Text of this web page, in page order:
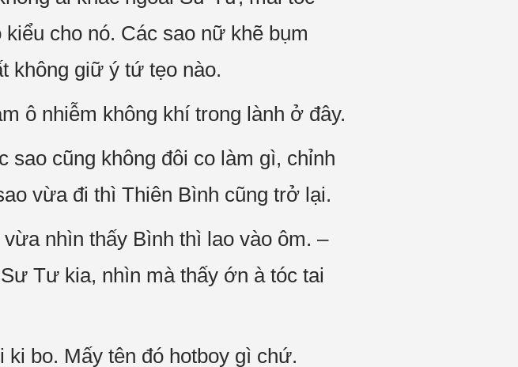
cho nó. Các sao nữ khẽ bụm
không giữ ý tứ tẹo nào.
ô nhiễm không khí trong lành ở đây.
sao cũng không đôi co làm gì, chỉnh
vừa đi thì Thiên Bình cũng trở lại.
nhìn thấy Bình thì lao vào ôm. –
Tư kia, nhìn mà thấy ớn à tóc tai
bo. Mấy tên đó hotboy gì chứ.